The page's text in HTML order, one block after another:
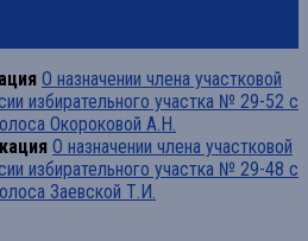
О назначении члена участковой
избирательного участка № 29-52 с
Окороковой А.Н.
О назначении члена участковой
избирательного участка № 29-48 с
Заевской Т.И.